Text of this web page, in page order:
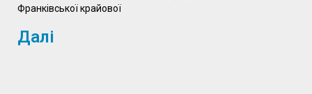
Франківської крайової
Далі